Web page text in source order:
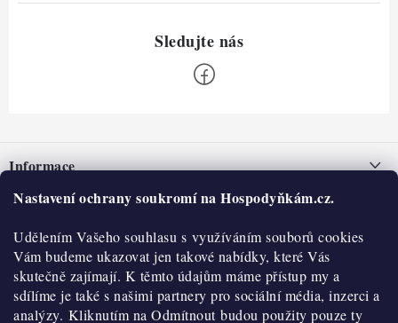
Nastavení ochrany soukromí na Hospodyňkám.cz.
Udělením Vašeho souhlasu s využíváním souborů cookies
Vám budeme ukazovat jen takové nabídky, které Vás
skutečně zajímají. K těmto údajům máme přístup my a
sdílíme je také s našimi partnery pro sociální média, inzerci a
analýzy. Kliknutím na Odmítnout budou použity pouze ty
pInformace
Nepřevzetí zásilky na dobírku
Obchodní podmínky
Hodnocení obchodu
Blog
O nás
Historie
Kontakty
O nákupu
Reklamace a vratky